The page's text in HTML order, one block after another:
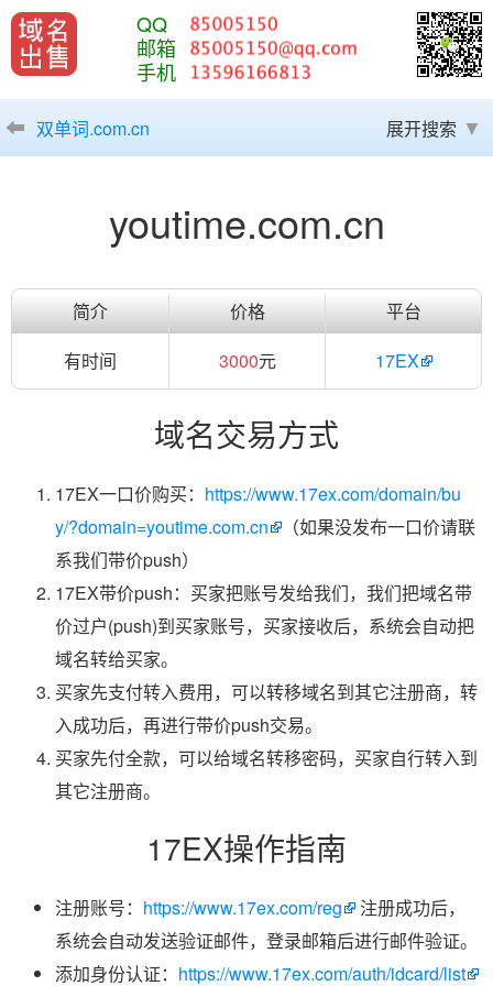
QQ
邮箱
手机
双单词.com.cn 展开搜索
youtime.com.cn
简介 价格
平台
有时间
3000元 17EX
域名交易方式
17EX一口价购买： https://www.17ex.com/domain/bu
y/?domain=youtime.com.cn
（如果没发布一口价请联
系我们带价push）
17EX带价push：买家把账号发给我们，我们把域名带
价过户(push)到买家账号，买家接收后，系统会自动把
域名转给买家。
买家先支付转入费用，可以转移域名到其它注册商，转
入成功后，再进行带价push交易。
买家先付全款，可以给域名转移密码，买家自行转入到
其它注册商。
17EX操作指南
注册账号： https://www.17ex.com/reg
注册成功后，
系统会自动发送验证邮件，登录邮箱后进行邮件验证。
添加身份认证： https://www.17ex.com/auth/idcard/list